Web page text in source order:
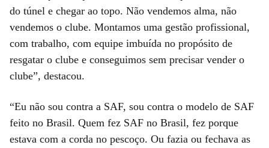
do túnel e chegar ao topo. Não vendemos alma, não
vendemos o clube. Montamos uma gestão profissional,
com trabalho, com equipe imbuída no propósito de
resgatar o clube e conseguimos sem precisar vender o
clube”, destacou.
“Eu não sou contra a SAF, sou contra o modelo de SAF
feito no Brasil. Quem fez SAF no Brasil, fez porque
estava com a corda no pescoço. Ou fazia ou fechava as